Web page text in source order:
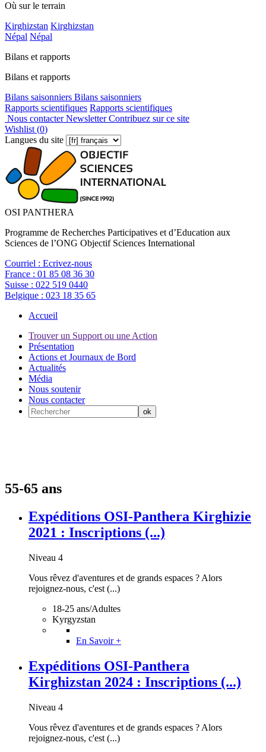
Où sur le terrain
Kirghizstan Kirghizstan
Népal Népal
Bilans et rapports
Bilans et rapports
Bilans saisonniers Bilans saisonniers
Rapports scientifiques Rapports scientifiques
Nous contacterNewsletterContribuez sur ce site
Wishlist (0)
Langues du site
OSI PANTHERA
Programme de Recherches Participatives et d’Education aux
Sciences de l’ONG Objectif Sciences International
Courriel : Ecrivez-nous
France : 01 85 08 36 30
Suisse : 022 519 0440
Belgique : 023 18 35 65
Accueil
Trouver un Support ou une Action
Présentation
Actions et Journaux de Bord
Actualités
Média
Nous soutenir
Nous contacter
55-65 ans
Expéditions OSI-Panthera Kirghizie
2021 : Inscriptions (...)
Niveau 4
Vous rêvez d'aventures et de grands espaces ? Alors
rejoignez-nous, c'est (...)
18-25 ans/Adultes
Kyrgyzstan
En Savoir +
Expéditions OSI-Panthera
Kirghizstan 2024 : Inscriptions (...)
Niveau 4
Vous rêvez d'aventures et de grands espaces ? Alors
rejoignez-nous, c'est (...)